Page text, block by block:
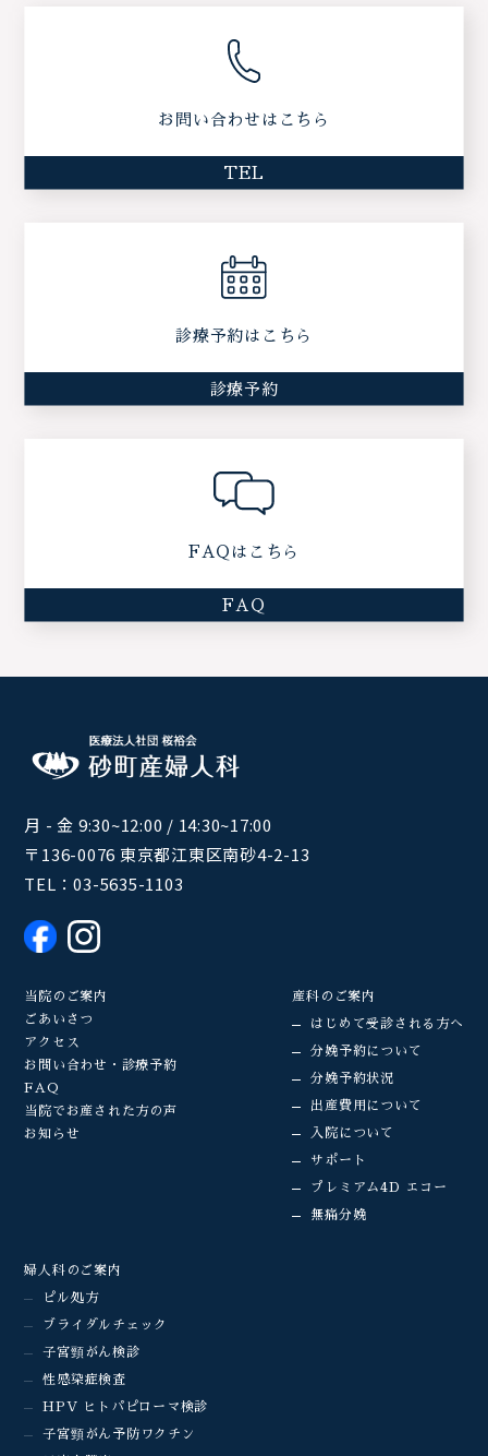
お問い合わせはこちら
TEL
診療予約はこちら
診療予約
FAQはこちら
FAQ
月 - 金 9:30~12:00 / 14:30~17:00
〒136-0076 東京都江東区南砂4-2-13
TEL：03-5635-1103
当院のご案内
ごあいさつ
アクセス
お問い合わせ・診療予約
FAQ
当院でお産された方の声
お知らせ
産科のご案内
はじめて受診される方へ
分娩予約について
分娩予約状況
出産費用について
入院について
サポート
プレミアム4D エコー
無痛分娩
婦人科のご案内
ピル処方
ブライダルチェック
子宮頸がん検診
性感染症検査
HPV ヒトパピローマ検診
子宮頸がん予防ワクチン